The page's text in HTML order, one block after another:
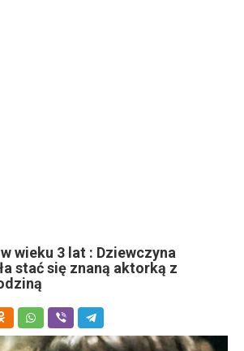
wieku 3 lat : Dziewczyna
stać się znaną aktorką z